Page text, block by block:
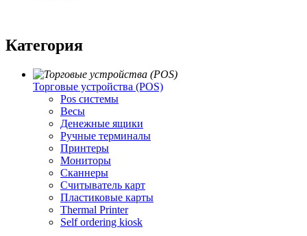
Категория
Торговые устройства (POS)
Pos системы
Весы
Денежные ящики
Ручные терминалы
Принтеры
Мониторы
Сканнеры
Считыватель карт
Пластиковые карты
Thermal Printer
Self ordering kiosk